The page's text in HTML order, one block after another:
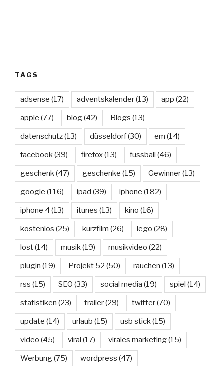
TAGS
adsense (17) adventskalender(13) app (22)
apple (77) blog(42) Blogs (13)
datenschutz(13) düsseldorf(30) em (14)
facebook(39) firefox(13) fussball (46)
geschenk(47) geschenke (15) Gewinner(13)
google (116) ipad (39) iphone (182)
iphone 4 (13) itunes (13) kino (16)
kostenlos (25) kurzfilm (26) lego (28)
lost(14) musik(19) musikvideo (22)
plugin (19) Projekt 52 (50) rauchen (13)
rss (15) SEO (33) social media (19) spiel (14)
statistiken (23) trailer(29) twitter(70)
update (14) urlaub (15) usb stick(15)
video (45) viral (17) virales marketing(15)
Werbung(75) wordpress (47)